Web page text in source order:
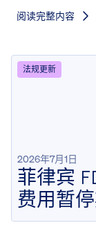
阅读完整内容
法规更新
2026年7月1日
菲律宾
费用暂